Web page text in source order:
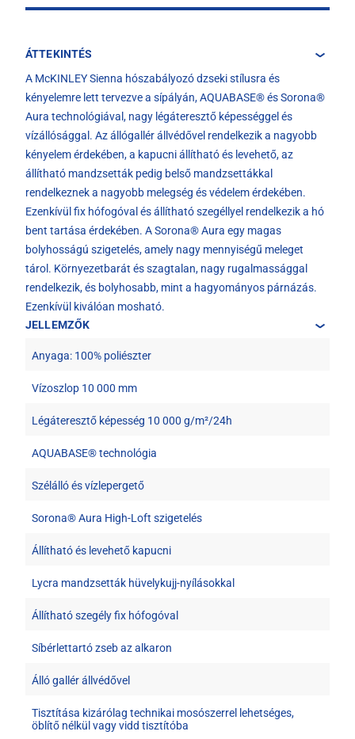
ÁTTEKINTÉS
A McKINLEY Sienna hószabályozó dzseki stílusra és
kényelemre lett tervezve a sípályán, AQUABASE® és Sorona®
Aura technológiával, nagy légáteresztő képességgel és
vízállósággal. Az állógallér állvédővel rendelkezik a nagyobb
kényelem érdekében, a kapucni állítható és levehető, az
állítható mandzsetták pedig belső mandzsettákkal
rendelkeznek a nagyobb melegség és védelem érdekében.
Ezenkívül fix hófogóval és állítható szegéllyel rendelkezik a hó
bent tartása érdekében. A Sorona® Aura egy magas
bolyhosságú szigetelés, amely nagy mennyiségű meleget
tárol. Környezetbarát és szagtalan, nagy rugalmassággal
rendelkezik, és bolyhosabb, mint a hagyományos párnázás.
Ezenkívül kiválóan mosható.
JELLEMZŐK
Anyaga: 100% poliészter
Vízoszlop 10 000 mm
Légáteresztő képesség 10 000 g/m²/24h
AQUABASE® technológia
Szélálló és vízlepergető
Sorona® Aura High-Loft szigetelés
Állítható és levehető kapucni
Lycra mandzsetták hüvelykujj-nyílásokkal
Állítható szegély fix hófogóval
Síbérlettartó zseb az alkaron
Álló gallér állvédővel
Tisztítása kizárólag technikai mosószerrel lehetséges,
öblítő nélkül vagy vidd tisztítóba